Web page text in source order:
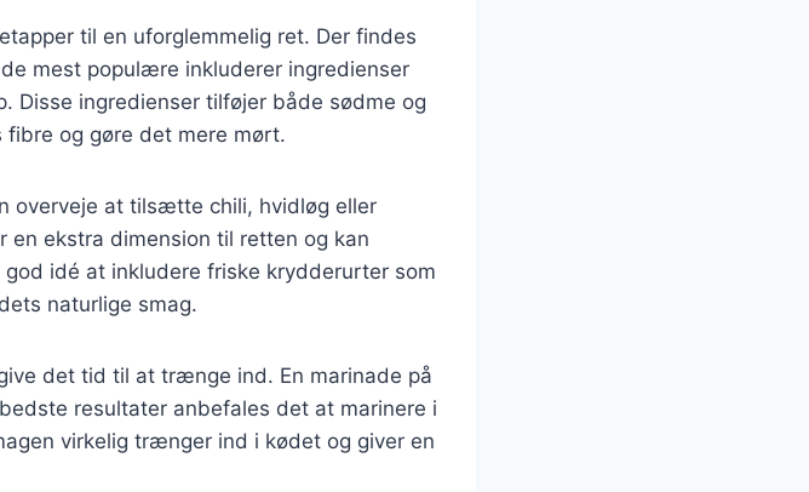
til en uforglemmelig ret. Der findes
mest populære inkluderer ingredienser
Disse ingredienser tilføjer både sødme og
og gøre det mere mørt.
overveje at tilsætte chili, hvidløg eller
ekstra dimension til retten og kan
idé at inkludere friske krydderurter som
naturlige smag.
det tid til at trænge ind. En marinade på
resultater anbefales det at marinere i
virkelig trænger ind i kødet og giver en